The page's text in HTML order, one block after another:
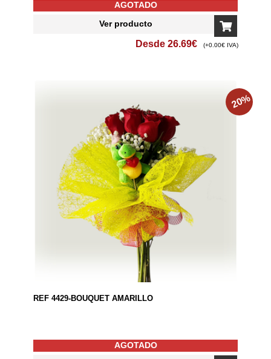
AGOTADO
Ver producto
Desde 26.69€ (+0.00€ IVA)
20%
REF 4429-BOUQUET AMARILLO
AGOTADO